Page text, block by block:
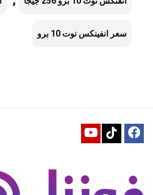
سعر انفينكس نوت 10 برو